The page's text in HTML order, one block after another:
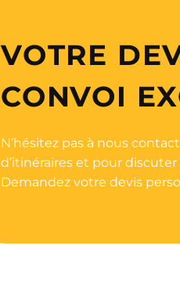
VOTRE
CONVOI
N’hésitez pas à nous
d’itinéraires et pour
Demandez votre devis